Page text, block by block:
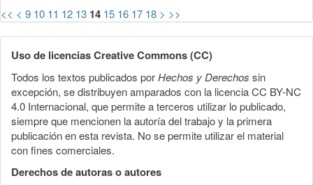
<< < 9 10 11 12 13 14 15 16 17 18 > >>
Uso de licencias Creative Commons (CC)
Todos los textos publicados porHechos y Derechos sin
excepción, se distribuyen amparados con la licencia CC BY-NC
4.0 Internacional, que permite a terceros utilizar lo publicado,
siempre que mencionen la autoría del trabajo y la primera
publicación en esta revista. No se permite utilizar el material
con fines comerciales.
Derechos de autoras o autores